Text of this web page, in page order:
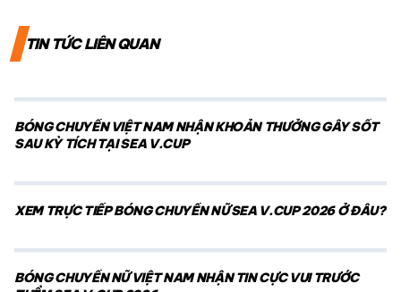
TIN TỨC LIÊN QUAN
BÓNG CHUYỀN VIỆT NAM NHẬN KHOẢN THƯỞNG GÂY SỐT
SAU KỲ TÍCH TẠI SEA V.CUP
XEM TRỰC TIẾP BÓNG CHUYỀN NỮ SEA V.CUP 2026 Ở ĐÂU?
BÓNG CHUYỀN NỮ VIỆT NAM NHẬN TIN CỰC VUI TRƯỚC